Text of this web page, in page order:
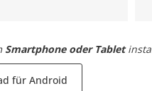
Smartphone oder Tablet
für Android